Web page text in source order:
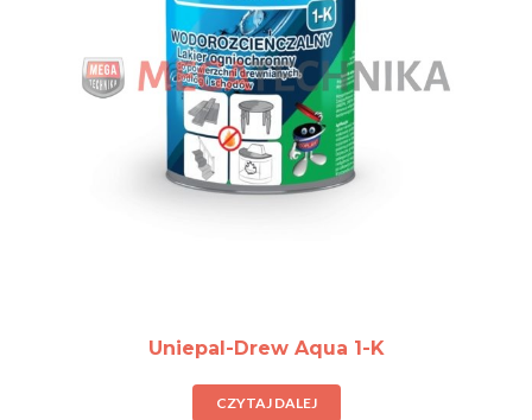
Uniepal-Drew Aqua 1-K
CZYTAJ DALEJ